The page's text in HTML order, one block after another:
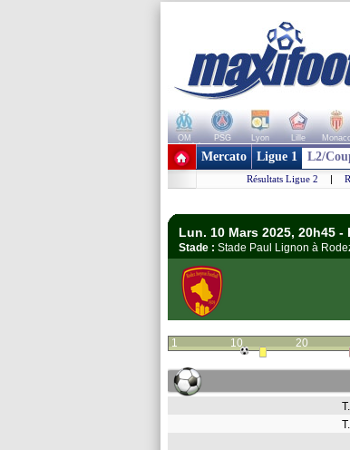
OM PSG Lyon Lille
+ de clubs
Mercato Ligue 1 L2/
Résultats Ligue 2 |
Lun. 10 Mars 2025, 20h45 -
Stade : Stade Paul Lignon à
1 10 20